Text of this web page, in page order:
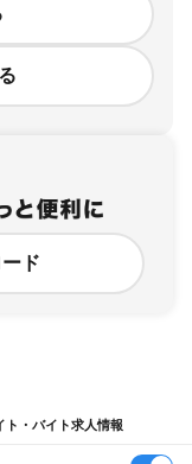
ド
ト・バイト求人情報